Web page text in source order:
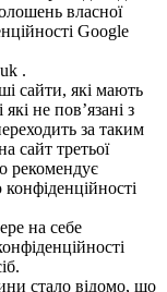
власної
Google
.
сайти, які мають
не пов’язані з
за таким
сайт третьої
рекомендує
на себе
стало відомо, що